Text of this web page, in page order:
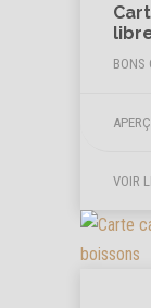
BONS
VOIR